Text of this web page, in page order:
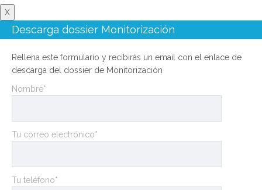
X
Descarga dossier Monitorización
Rellena este formulario y recibirás un email con el enlace de
descarga del dossier de Monitorización
Nombre*
Tu correo electrónico*
Tu teléfono*